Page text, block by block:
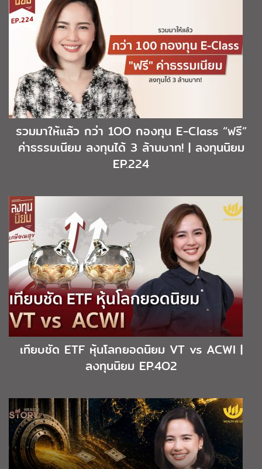
รวมมาให้แล้ว กว่า 1OO กองทุน E-Class “ฟรี”
ค่าธรรมเนียม ลงทุนได้ 3 ล้านบาท! | ลงทุนนิยม
EP.224
เทียบชัด ETF หุ้นโลกยอดนิยม VT vs ACWI |
ลงทุนนิยม EP.4O2